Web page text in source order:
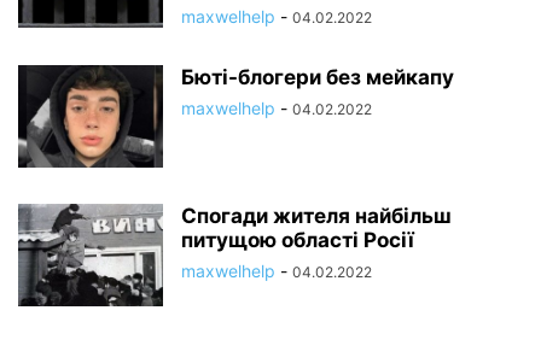
maxwelhelp - 04.02.2022
Бюті-блогери без мейкапу
maxwelhelp - 04.02.2022
Спогади жителя найбільш
питущою області Росії
maxwelhelp - 04.02.2022